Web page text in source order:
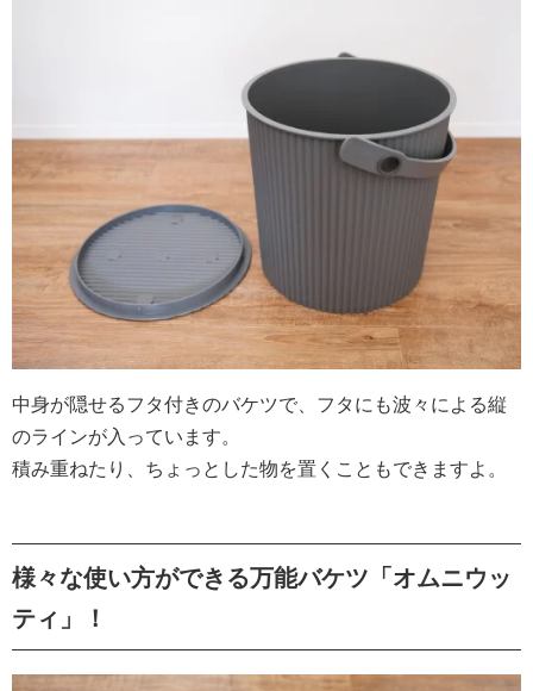
中身が隠せるフタ付きのバケツで、フタにも波々による縦
のラインが入っています。
積み重ねたり、ちょっとした物を置くこともできますよ。
様々な使い方ができる万能バケツ「オムニウッ
ティ」！